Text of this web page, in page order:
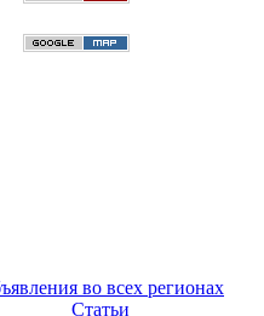
во всех регионах
Статьи